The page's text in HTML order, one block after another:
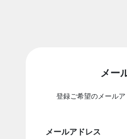
メー
登録ご希望のメールア
メールアドレス